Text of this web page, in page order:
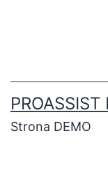
PROASSIST
Strona DEMO